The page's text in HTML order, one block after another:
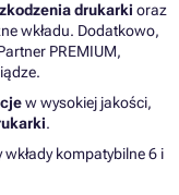
drukarki oraz
wkładu. Dodatkowo,
PREMIUM,
w wysokiej jakości,
.
kompatybilne 6 i